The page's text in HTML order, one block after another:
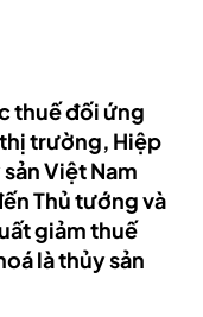
thuế đối ứng
trường, Hiệp
Việt Nam
Thủ tướng và
giảm thuế
là thủy sản